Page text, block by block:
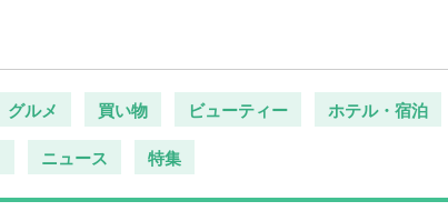
グルメ 買い物 ビューティー ホテル・宿泊
ニュース 特集